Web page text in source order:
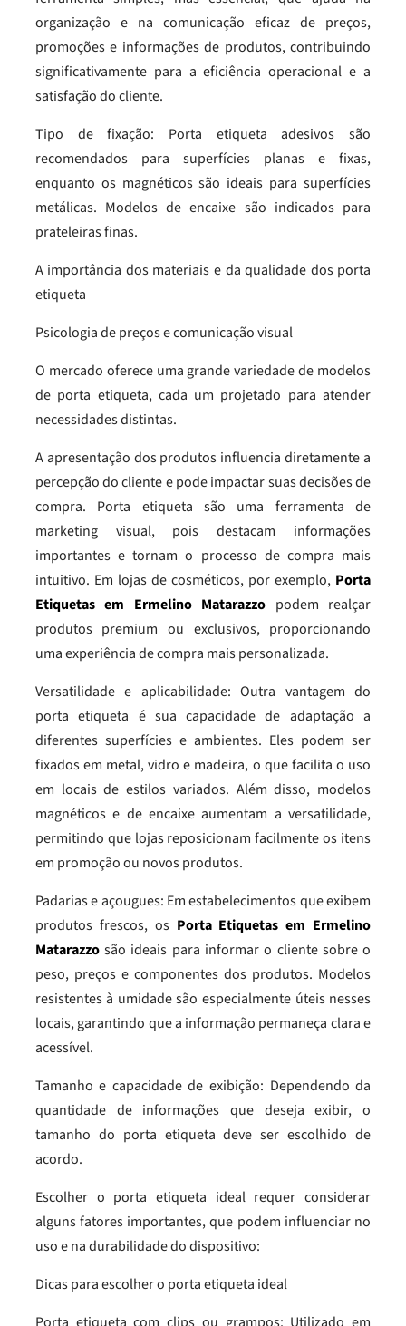
organização e na comunicação eficaz de preços,
promoções e informações de produtos, contribuindo
significativamente para a eficiência operacional e a
satisfação do cliente.
Tipo de fixação: Porta etiqueta adesivos são
recomendados para superfícies planas e fixas,
enquanto os magnéticos são ideais para superfícies
metálicas. Modelos de encaixe são indicados para
prateleiras finas.
A importância dos materiais e da qualidade dos porta
etiqueta
Psicologia de preços e comunicação visual
O mercado oferece uma grande variedade de modelos
de porta etiqueta, cada um projetado para atender
necessidades distintas.
A apresentação dos produtos influencia diretamente a
percepção do cliente e pode impactar suas decisões de
compra. Porta etiqueta são uma ferramenta de
marketing visual, pois destacam informações
importantes e tornam o processo de compra mais
intuitivo. Em lojas de cosméticos, por exemplo, Porta
Etiquetas em Ermelino Matarazzo podem realçar
produtos premium ou exclusivos, proporcionando
uma experiência de compra mais personalizada.
Versatilidade e aplicabilidade: Outra vantagem do
porta etiqueta é sua capacidade de adaptação a
diferentes superfícies e ambientes. Eles podem ser
fixados em metal, vidro e madeira, o que facilita o uso
em locais de estilos variados. Além disso, modelos
magnéticos e de encaixe aumentam a versatilidade,
permitindo que lojas reposicionam facilmente os itens
em promoção ou novos produtos.
Padarias e açougues: Em estabelecimentos que exibem
produtos frescos, os Porta Etiquetas em Ermelino
Matarazzosão ideais para informar o cliente sobre o
peso, preços e componentes dos produtos. Modelos
resistentes à umidade são especialmente úteis nesses
locais, garantindo que a informação permaneça clara e
acessível.
Tamanho e capacidade de exibição: Dependendo da
quantidade de informações que deseja exibir, o
tamanho do porta etiqueta deve ser escolhido de
acordo.
Escolher o porta etiqueta ideal requer considerar
alguns fatores importantes, que podem influenciar no
uso e na durabilidade do dispositivo:
Dicas para escolher o porta etiqueta ideal